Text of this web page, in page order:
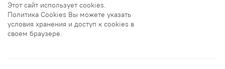
Этот сайт использует cookies.
Политика Cookies Вы можете указать
условия хранения и доступ к cookies в
своем браузере.